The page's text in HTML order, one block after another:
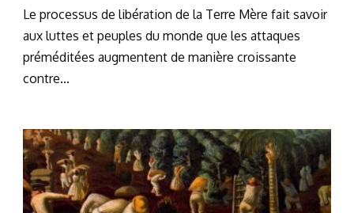
Le processus de libération de la Terre Mère fait savoir
aux luttes et peuples du monde que les attaques
préméditées augmentent de manière croissante
contre...